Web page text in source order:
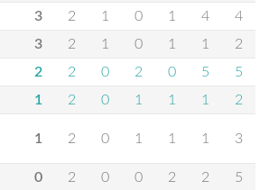
3 2 1 0 1 4
4
3 2 1 0 1 1
2
2 2 0 2 0 5
5
1
2 0 1 1 1
2
1 2 0 1 1 1 3
0 2 0 0 2 2
5